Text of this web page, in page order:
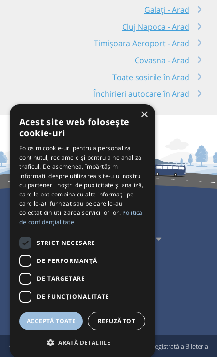
Galați - Arad
Cluj Napoca - Arad
Timișoara Aeroport - Arad
Covasna - Arad
Toate sosirile în Arad
Închirieri autocare în Arad
Pentru Călători
Pentru Transportatori
Interacționăm
Acceptăm plăți cu
© Bileteria 2004-2026 | Autogari.RO®
este marcă înregistrată a Bileteria
×
Acest site web folosește
cookie-uri
Folosim cookie-uri pentru a personaliza
conținutul, reclamele și pentru a ne analiza
traficul. De asemenea, împărtășim
informații despre utilizarea site-ului nostru
cu partenerii noștri de publicitate și analiză,
care le pot combina cu alte informații pe
care le-ați furnizat sau pe care le-au
colectat din utilizarea serviciilor lor. Politica
de confidențialitate
STRICT NECESARE
DE PERFORMANȚĂ
DE TARGETARE
DE FUNCŢIONALITATE
ACCEPTĂ TOATE REFUZĂ TOT
ARATĂ DETALIILE